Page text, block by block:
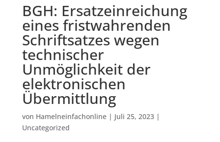
BGH: Ersatzeinreichung
eines fristwahrenden
Schriftsatzes wegen
technischer
Unmöglichkeit der
elektronischen
Übermittlung
von Hamelneinfachonline| Juli 25, 2023|
Uncategorized